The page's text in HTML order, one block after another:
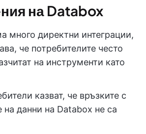
на Databox
много директни интеграции,
че потребителите често
на инструменти като
казват, че връзките с
на данни на Databox не са